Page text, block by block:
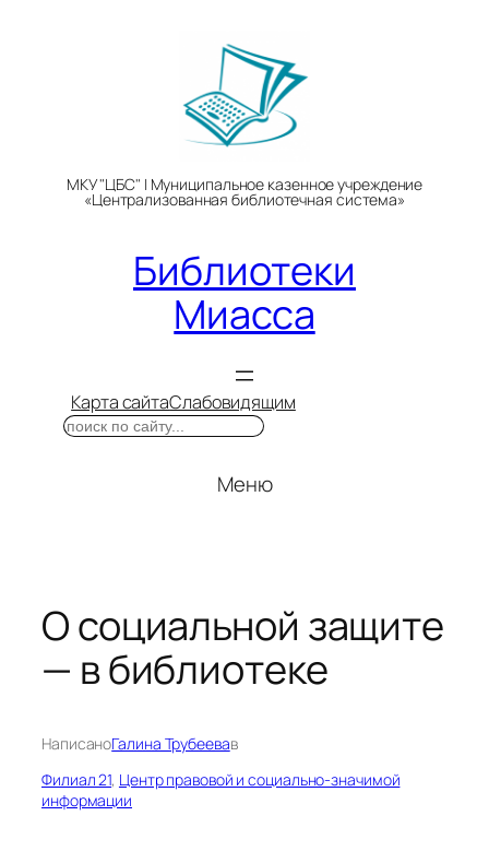
МКУ "ЦБС" | Муниципальное казенное учреждение
«Централизованная библиотечная система»
Библиотеки
Миасса
Карта сайтаСлабовидящим
Поиск
Меню
О социальной защите
— в библиотеке
НаписаноГалина Трубеевав
Филиал 21, Центр правовой и социально-значимой
информации